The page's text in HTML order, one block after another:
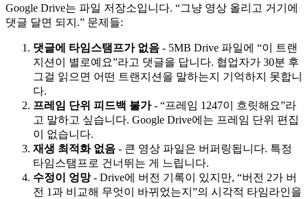
Google Drive는 파일 저장소입니다. “그냥 영상 올리고 거기에
댓글 달면 되지.” 문제들:
댓글에 타임스탬프가 없음 - 5MB Drive 파일에 “이 트랜
지션이 별로예요”라고 댓글을 답니다. 협업자가 30분 후
그걸 읽으면 어떤 트랜지션을 말하는지 기억하지 못합니
다.
프레임 단위 피드백 불가- “프레임 1247이 흐릿해요”라
고 말하고 싶습니다. Google Drive에는 프레임 단위 편집
이 없습니다.
재생 최적화 없음 - 큰 영상 파일은 버퍼링됩니다. 특정
타임스탬프로 건너뛰는 게 느립니다.
수정이 엉망- Drive에 버전 기록이 있지만, “버전 2가 버
전 1과 비교해 무엇이 바뀌었는지”의 시각적 타임라인을